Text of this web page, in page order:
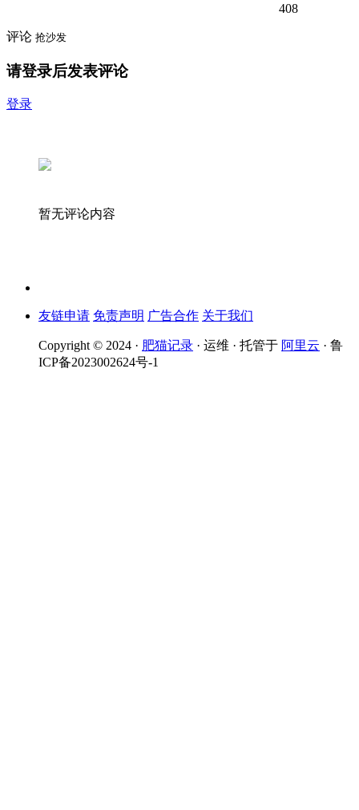
408
评论 抢沙发
请登录后发表评论
登录
暂无评论内容
友链申请 免责声明 广告合作 关于我们
Copyright © 2024 · 肥猫记录 · 运维 · 托管于 阿里云 · 鲁
ICP备2023002624号-1